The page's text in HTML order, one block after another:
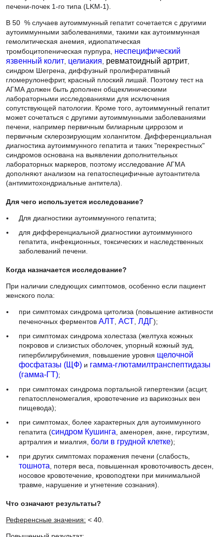
печени-почек 1-го типа (LKM-1).
В 50 % случаев аутоиммунный гепатит сочетается с другими
аутоиммунными заболеваниями, такими как аутоиммунная
гемолитическая анемия, идиопатическая
тромбоцитопеническая пурпура, неспецифический язвенный
колит,целиакия,ревматоидный артрит, синдром Шегрена,
диффузный пролиферативный гломерулонефрит, красный
плоский лишай. Поэтому тест на АГМА должен быть дополнен
общеклиническими лабораторными исследованиями для
исключения сопутствующей патологии. Кроме того,
аутоиммунный гепатит может сочетаться с другими
аутоиммунными заболеваниями печени, например первичным
билиарным циррозом и первичным склерозирующим
холангитом. Дифференциальная диагностика аутоиммунного
гепатита и таких "перекрестных" синдромов основана на
выявлении дополнительных лабораторных маркеров, поэтому
исследование АГМА дополняют анализом на
гепатоспецифичные аутоантитела (антимитохондриальные
антитела).
Для чего используется исследование?
Для диагностики аутоиммунного гепатита;
для дифференциальной диагностики аутоиммунного
гепатита, инфекционных, токсических и наследственных
заболеваний печени.
Когда назначается исследование?
При наличии следующих симптомов, особенно если пациент
женского пола:
при симптомах синдрома цитолиза (повышение активности
печеночных ферментов
АЛТ, АСТ,ЛДГ );
при симптомах синдрома холестаза (желтуха кожных
покровов и слизистых оболочек, упорный кожный зуд,
гипербилирубинемия, повышение уровня
щелочной
фосфатазы (ЩФ) и
гамма-глютамилтранспептидазы
(гамма-ГТ);
гепатоспленомегалия, кровотечение из варикозных вен
пищевода);
гепатита (синдром Кушинга, аменорея, акне, гирсутизм,
артралгия и миалгия,боли в грудной клетке);
тошнота, потеря веса, повышенная кровоточивость десен,
носовое кровотечение, кровоподтеки при минимальной
травме, нарушение и угнетение сознания).